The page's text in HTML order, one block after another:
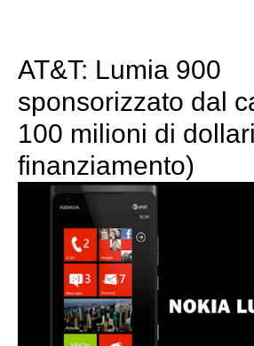
AT&T: Lumia 900
sponsorizzato dal
100 milioni di
finanziamento)